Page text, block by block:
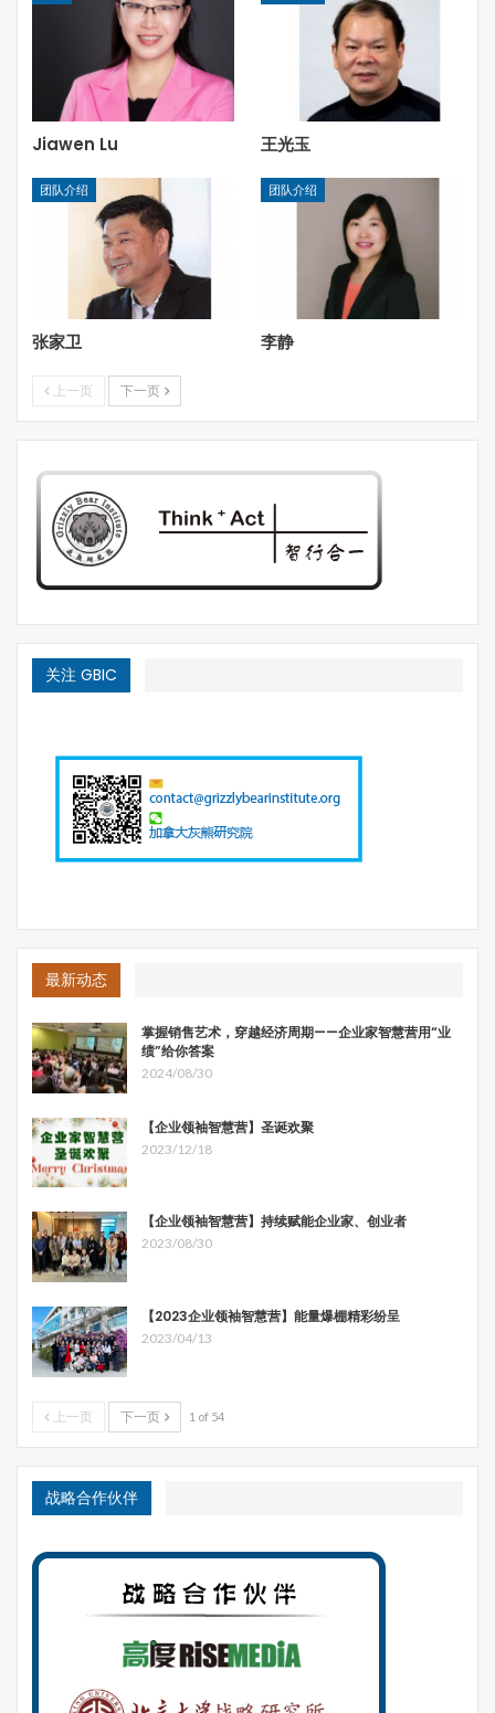
Jiawen Lu 王光玉
团队介绍
张家卫
团队介绍
李静
上一页 下一页
关注 GBIC
最新动态
掌握销售艺术，穿越经济周期——企业家智慧营用“业
绩”给你答案
2024/08/30
【企业领袖智慧营】圣诞欢聚
2023/12/18
【企业领袖智慧营】持续赋能企业家、创业者
2023/08/30
【2023企业领袖智慧营】能量爆棚精彩纷呈
2023/04/13
上一页 下一页 1 of 54
战略合作伙伴